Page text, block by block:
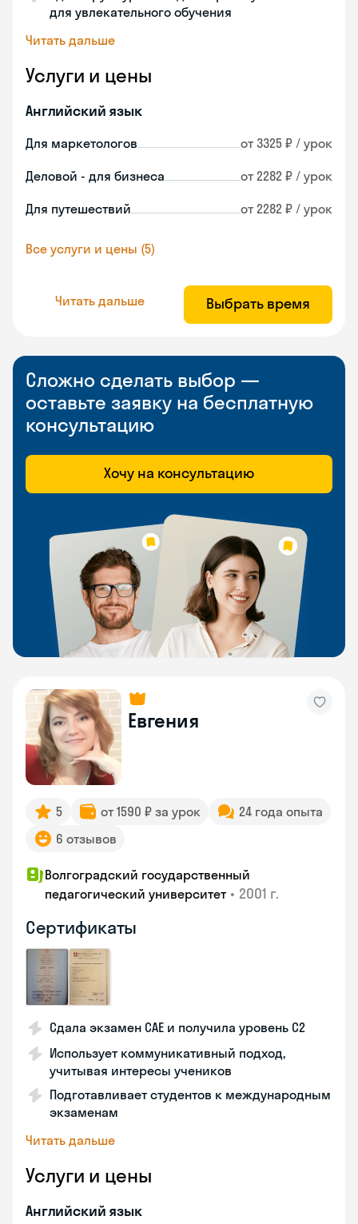
для увлекательного обучения
Читать дальше
Услуги и цены
Английский язык
Для маркетологов от 3325 ₽ / урок
Деловой - для бизнеса от 2282 ₽ / урок
Для путешествий от 2282 ₽ / урок
Все услуги и цены (5)
Читать дальше Выбрать время
Сложно сделать выбор —
оставьте заявку на бесплатную
консультацию
Хочу на консультацию
Евгения
5 от 1590 ₽ за урок
24 года опыта
6 отзывов
Волгоградский государственный
педагогический университет • 2001 г.
Сертификаты
Сдала экзамен CAE и получила уровень С2
Использует коммуникативный подход,
учитывая интересы учеников
Подготавливает студентов к международным
экзаменам
Читать дальше
Услуги и цены
Английский язык